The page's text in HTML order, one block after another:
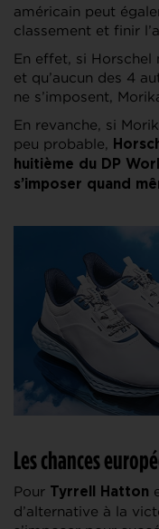
américain peut
classement et finir
En effet, si Horschel
et qu’aucun des 4
ne s’imposent,
En revanche, si
peu probable,
huitième du DP
s’imposer quand
Les chances
Pour Tyrrell Hatton
d’alternative à la